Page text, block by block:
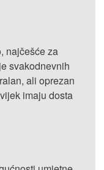
najčešće za
svakodnevnih
ali oprezan
imaju dosta